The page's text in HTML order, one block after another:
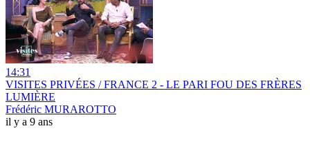
14:31
VISITES PRIVÉES / FRANCE 2 - LE PARI FOU DES FRÈRES
LUMIÈRE
Frédéric MURAROTTO
il y a 9 ans